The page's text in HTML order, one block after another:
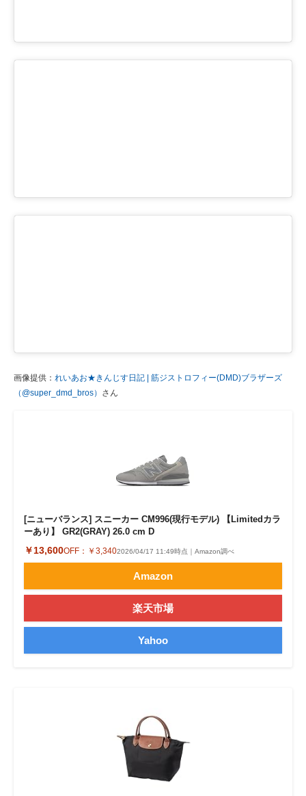
画像提供： れいあお★きんじす日記 | 筋ジストロフィー(DMD)ブラザーズ
（@super_dmd_bros） さん
[ニューバランス] スニーカー CM996(現行モデル) 【Limitedカラ
ーあり】 GR2(GRAY) 26.0 cm D
￥13,600OFF： ￥3,3402026/04/17 11:49時点｜Amazon調べ
Amazon
楽天市場
Yahoo